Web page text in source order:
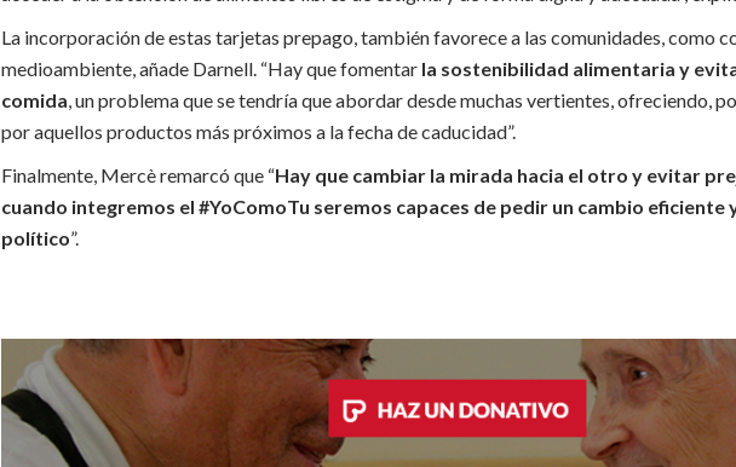
La incorporación de estas tarjetas prepago, también favorece a las comunidades, como
medioambiente, añade Darnell. “Hay que fomentar la sostenibilidad alimentaria y
comida , un problema que se tendría que abordar desde muchas vertientes, ofreciendo,
por aquellos productos más próximos a la fecha de caducidad”.
Finalmente, Mercè remarcó que “Hay que cambiar la mirada hacia el otro y evitar
cuando integremos el #YoComoTu seremos capaces de pedir un cambio eficiente
político”.